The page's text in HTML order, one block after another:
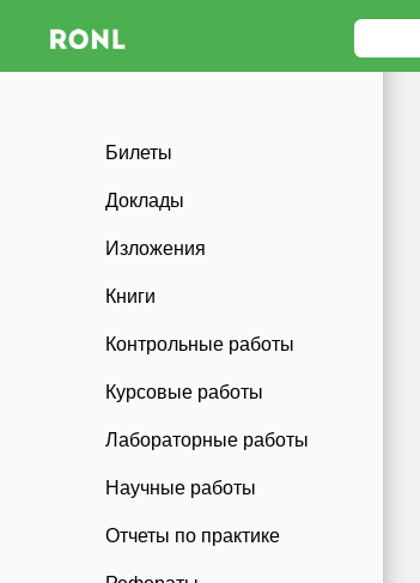
Билеты
Доклады
Изложения
Книги
Контрольные работы
Курсовые работы
Лабораторные работы
Научные работы
Отчеты по практике